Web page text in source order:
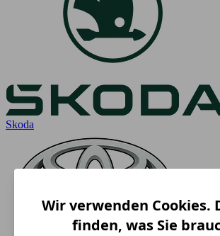
Skoda
Wir verwenden Cookies.
finden, was Sie